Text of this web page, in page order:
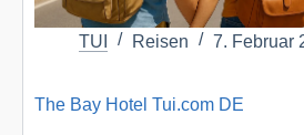
TUI Reisen 7. Februar
The Bay Hotel Tui.com DE